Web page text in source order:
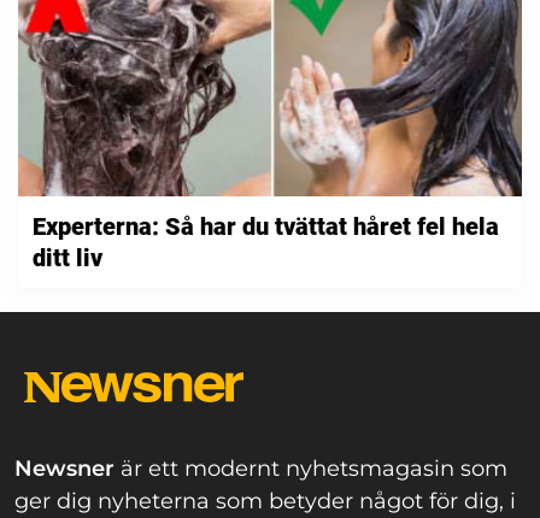
Experterna: Så har du tvättat håret fel hela
ditt liv
Newsner är ett modernt nyhetsmagasin som
ger dig nyheterna som betyder något för dig, i